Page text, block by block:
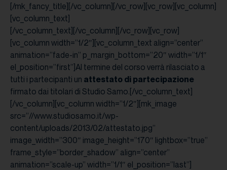
[/mk_fancy_title][/vc_column][/vc_row][vc_row][vc_column]
[vc_column_text]
[/vc_column_text][/vc_column][/vc_row][vc_row]
[vc_column width=”1/2″][vc_column_text align=”center”
animation=”fade-in” p_margin_bottom=”20″ width=”1/1″
el_position=”first”]Al termine del corso verrà rilasciato a
tutti i partecipanti un attestato di partecipazione
firmato dai titolari di Studio Samo.[/vc_column_text]
[/vc_column][vc_column width=”1/2″][mk_image
src=”//www.studiosamo.it/wp-
content/uploads/2013/02/attestato.jpg”
image_width=”300″ image_height=”170″ lightbox=”true”
frame_style=”border_shadow” align=”center”
animation=”scale-up” width=”1/1″ el_position=”last”]